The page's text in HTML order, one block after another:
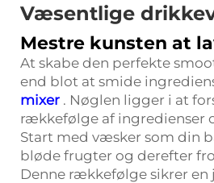
Væsentlige
Mestre kunsten at
At skabe den perfekte
end blot at smide
mixer . Nøglen ligger i at
rækkefølge af ingredienser
Start med væsker som din
bløde frugter og derefter
Denne rækkefølge sikrer